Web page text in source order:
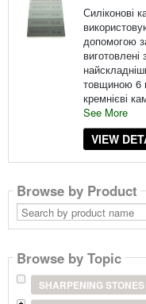
Силіконові
допомогою
виготовлені
товщиною 6
кремнієві
See More
VIEW
Browse by Product
Search
by
product
Browse by Topic
SHARPENING